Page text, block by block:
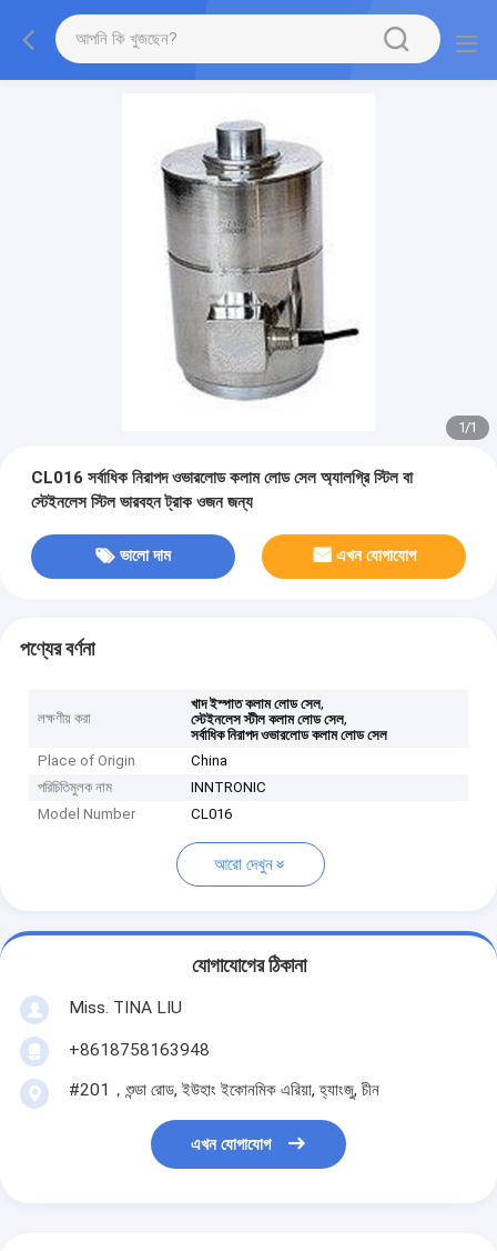
1/1
CL016 সর্বাধিক নিরাপদ ওভারলোড কলাম লোড সেল অ্যালগ্রি স্টিল বা
স্টেইনলেস স্টিল ভারবহন ট্রাক ওজন জন্য
ভালো দাম এখন যোগাযোগ
পণ্যের বর্ণনা
লক্ষণীয় করা
খাদ ইস্পাত কলাম লোড সেল,
স্টেইনলেস স্টীল কলাম লোড সেল,
সর্বাধিক নিরাপদ ওভারলোড কলাম লোড সেল
Place of Origin
China
পরিচিতিমুলক নাম
INNTRONIC
Model Number
CL016
আরো দেখুন
যোগাযোগের ঠিকানা
Miss. TINA LIU
+8618758163948
#201，শুন্ডা রোড, ইউহাং ইকোনমিক এরিয়া, হ্যাংজু, চীন
এখন যোগাযোগ